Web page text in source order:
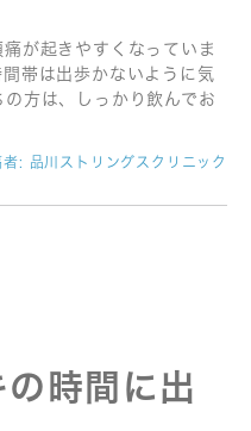
が起きやすくなっていま
帯は出歩かないように気
方は、しっかり飲んでお
者: 品川ストリングスクリニック
時間に出